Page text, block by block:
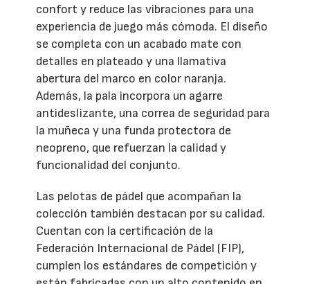
confort y reduce las vibraciones para una
experiencia de juego más cómoda. El diseño
se completa con un acabado mate con
detalles en plateado y una llamativa
abertura del marco en color naranja.
Además, la pala incorpora un agarre
antideslizante, una correa de seguridad para
la muñeca y una funda protectora de
neopreno, que refuerzan la calidad y
funcionalidad del conjunto.
Las pelotas de pádel que acompañan la
colección también destacan por su calidad.
Cuentan con la certificación de la
Federación Internacional de Pádel (FIP),
cumplen los estándares de competición y